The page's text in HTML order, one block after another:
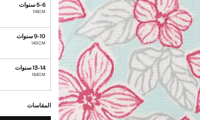
5-6 سنوات
116CM
9-10 سنوات
140CM
13-14 سنوات
164CM
المقاسات